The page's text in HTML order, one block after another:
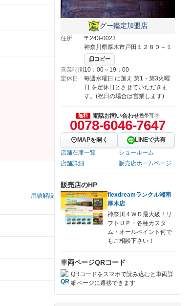
用語解説
グー鑑定加盟店
住所
〒243-0023
神奈川県厚木市戸田１２８０－１
コピー
営業時間10：00～19：00
定休日
毎週水曜日 に加え 第1・第3火曜
日 を定休日とさせていただきま
す。(祝日の場合は営業します)
無料 電話お問い合わせ携帯可
0078-6046-7647
MAPを開く
LINEで共有
店舗在庫一覧
ショールーム
店舗詳細
販売店ホームページ
販売店のHP
flexdreamランクル湘南
厚木店
神奈川４ＷＤ最大級！リ
フトＵＰ・各種カスタ
ム・オールペイント何で
もご相談下さい！
車両ページQRコード
QRコードをスマホで読み込むと車両詳
細ページに遷移できます